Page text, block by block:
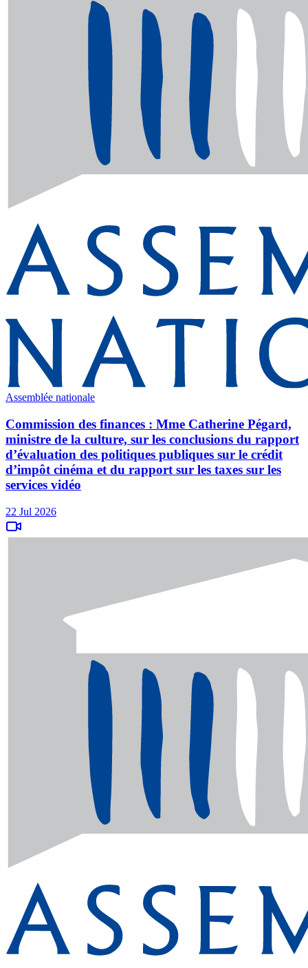
Assemblée nationale
Commission des finances : Mme Catherine Pégard,
ministre de la culture, sur les conclusions du rapport
d’évaluation des politiques publiques sur le crédit
d’impôt cinéma et du rapport sur les taxes sur les
services vidéo
22 Jul 2026